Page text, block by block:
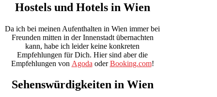
Hostelsund Hotelsin Wien
Da ich bei meinen Aufenthalten in Wien immer bei
Freunden mitten in der Innenstadt übernachten
kann, habe ich leider keine konkreten
Empfehlungen für Dich. Hier sind aber die
Empfehlungen von Agoda oderBooking.com!
Sehenswürdigkeitenin Wien